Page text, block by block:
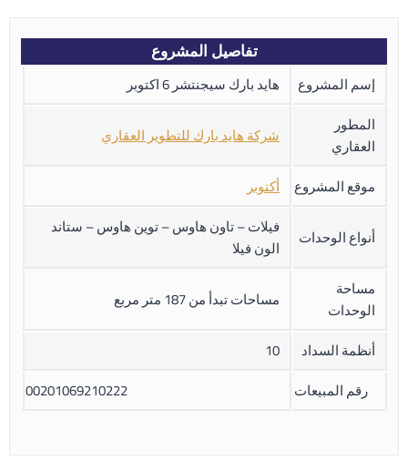
تفاصيل المشروع
إسم المشروع
هايد بارك سيجنتشر 6 اكتوبر
المطور
العقاري
شركة هايد بارك للتطوير العقاري
موقع المشروع أكتوبر
أنواع الوحدات
فيلات – تاون هاوس – توين هاوس – ستاند
الون فيلا
مساحة
الوحدات
مساحات تبدأ من 187 متر مربع
أنظمة السداد
10
رقم المبيعات
00201069210222